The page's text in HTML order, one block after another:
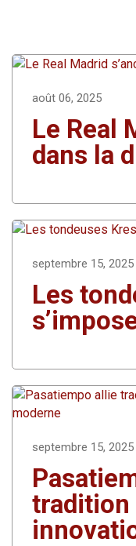
août 06, 2025
Le Real
dans la
septembre 15, 2025
Les
septembre 15, 2025